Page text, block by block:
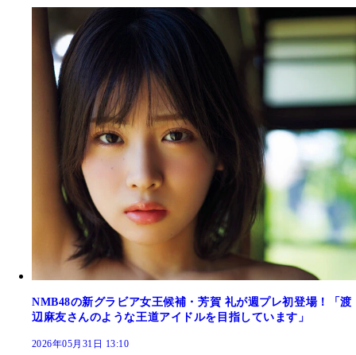
NMB48の新グラビア女王候補・芳賀 礼が週プレ初登場！「渡
辺麻友さんのような王道アイドルを目指しています」
2026年05月31日 13:10